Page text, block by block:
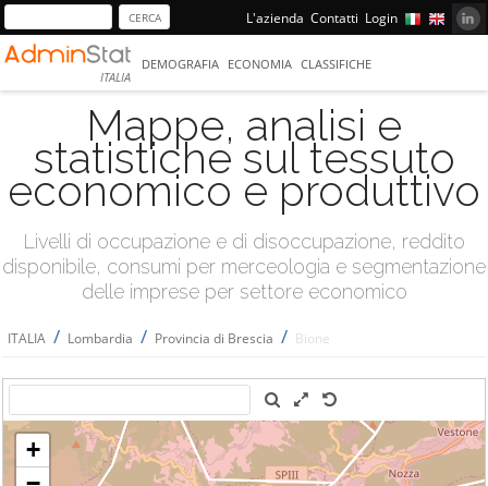
L'azienda Contatti Login
ITALIA
DEMOGRAFIA ECONOMIA CLASSIFICHE
Mappe, analisi e
statistiche sul tessuto
economico e produttivo
Livelli di occupazione e di disoccupazione, reddito
disponibile, consumi per merceologia e segmentazione
delle imprese per settore economico
ITALIA / Lombardia / Provincia di Brescia / Bione